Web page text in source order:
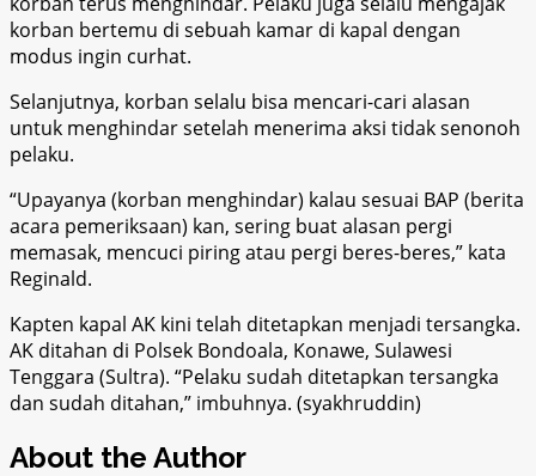
korban bertemu di sebuah kamar di kapal dengan
modus ingin curhat.
Selanjutnya, korban selalu bisa mencari-cari alasan
untuk menghindar setelah menerima aksi tidak senonoh
pelaku.
“Upayanya (korban menghindar) kalau sesuai BAP (berita
acara pemeriksaan) kan, sering buat alasan pergi
memasak, mencuci piring atau pergi beres-beres,” kata
Reginald.
Kapten kapal AK kini telah ditetapkan menjadi tersangka.
AK ditahan di Polsek Bondoala, Konawe, Sulawesi
Tenggara (Sultra). “Pelaku sudah ditetapkan tersangka
dan sudah ditahan,” imbuhnya. (syakhruddin)
About the Author